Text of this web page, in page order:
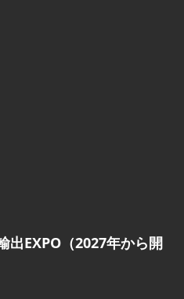
出EXPO（2027年から開